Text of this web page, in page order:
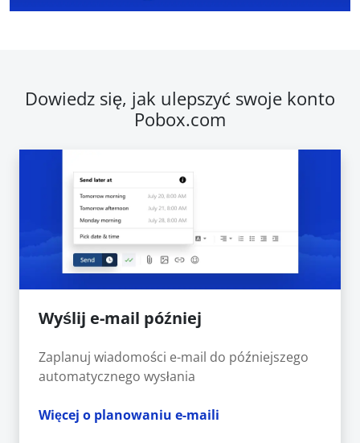
Dowiedz się, jak ulepszyć swoje konto
Pobox.com
Wyślij e-mail później
Zaplanuj wiadomości e-mail do późniejszego
automatycznego wysłania
Więcej o planowaniu e-maili